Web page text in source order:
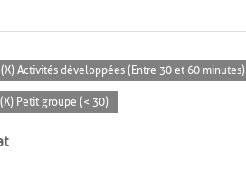
(X) Activités développées (Entre 30 et 60 minutes)
(X) Petit groupe (< 30)